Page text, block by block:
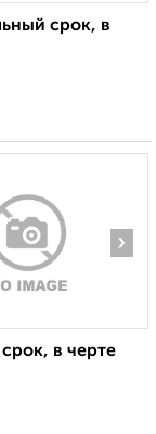
срок, в
›
в черте